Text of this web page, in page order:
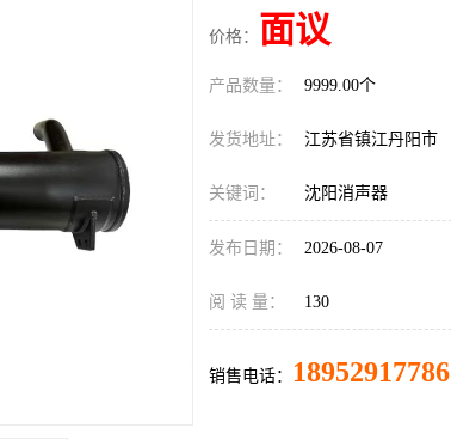
价格： 面议
产品数量： 9999.00个
发货地址： 江苏省镇江丹阳市
关键词： 沈阳消声器
发布日期： 2026-08-07
阅 读 量： 130
销售电话： 18952917786